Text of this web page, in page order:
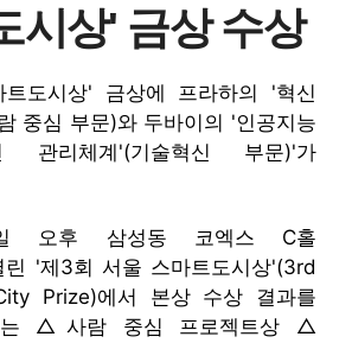
시상' 금상 수상
도시상' 금상에 프라하의 '혁신
중심 부문)와 두바이의 '인공지능
관리체계'(기술혁신 부문)'가
오후 삼성동 코엑스 C홀
린 '제3회 서울 스마트도시상'(3rd
Prize)에서 본상 수상 결과를
는 △사람 중심 프로젝트상 △